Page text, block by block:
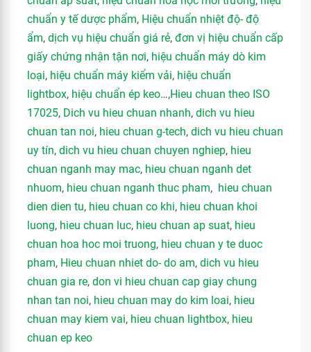
chuẩn y tế dược phẩm, Hiệu chuẩn nhiệt độ- độ
ẩm, dịch vụ hiệu chuẩn giá rẻ, đơn vị hiệu chuẩn cấp
giấy chứng nhận tận nơi, hiệu chuẩn máy dò kim
loại, hiệu chuẩn máy kiểm vải, hiệu chuẩn
lightbox, hiệu chuẩn ép keo…,Hieu chuan theo ISO
17025, Dich vu hieu chuan nhanh, dich vu hieu
chuan tan noi, hieu chuan g-tech, dich vu hieu chuan
uy tín, dich vu hieu chuan chuyen nghiep, hieu
chuan nganh may mac, hieu chuan nganh det
nhuom, hieu chuan nganh thuc pham, hieu chuan
dien dien tu, hieu chuan co khi, hieu chuan khoi
luong, hieu chuan luc, hieu chuan ap suat, hieu
chuan hoa hoc moi truong, hieu chuan y te duoc
pham, Hieu chuan nhiet do- do am, dich vu hieu
chuan gia re, don vi hieu chuan cap giay chung
nhan tan noi, hieu chuan may do kim loai, hieu
chuan may kiem vai, hieu chuan lightbox, hieu
chuan ep keo